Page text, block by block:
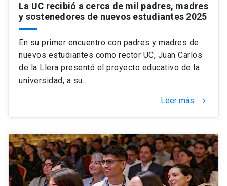
La UC recibió a cerca de mil padres, madres
y sostenedores de nuevos estudiantes 2025
En su primer encuentro con padres y madres de
nuevos estudiantes como rector UC, Juan Carlos
de la Llera presentó el proyecto educativo de la
universidad, a su…
Leer más keyboard_arrow_right